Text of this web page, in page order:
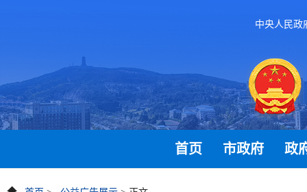
中央人民政
首页 市政府 政